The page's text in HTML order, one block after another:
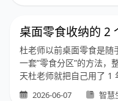
桌面零食收纳的 2
杜老师以前桌面零食是随
一套”零食分区”的方法，
天杜老师就把自己用了 1
2026-06-07 智慧